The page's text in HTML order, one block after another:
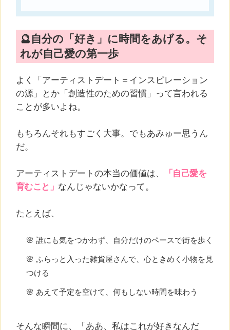
🔮自分の「好き」に時間をあげる。そ
れが自己愛の第一歩
よく「アーティストデート＝インスピレーション
の源」とか「創造性のための習慣」って言われる
ことが多いよね。
もちろんそれもすごく大事。でもあみゅー思うん
だ。
アーティストデートの本当の価値は、
「自己愛を
育むこと」 なんじゃないかなって。
たとえば、
🌸 誰にも気をつかわず、自分だけのペースで街を歩く
🌸 ふらっと入った雑貨屋さんで、心ときめく小物を見
つける
🌸 あえて予定を空けて、何もしない時間を味わう
そんな瞬間に、「ああ、私はこれが好きなんだ